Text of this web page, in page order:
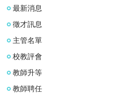
最新消息
徵才訊息
主管名單
校教評會
教師升等
教師聘任